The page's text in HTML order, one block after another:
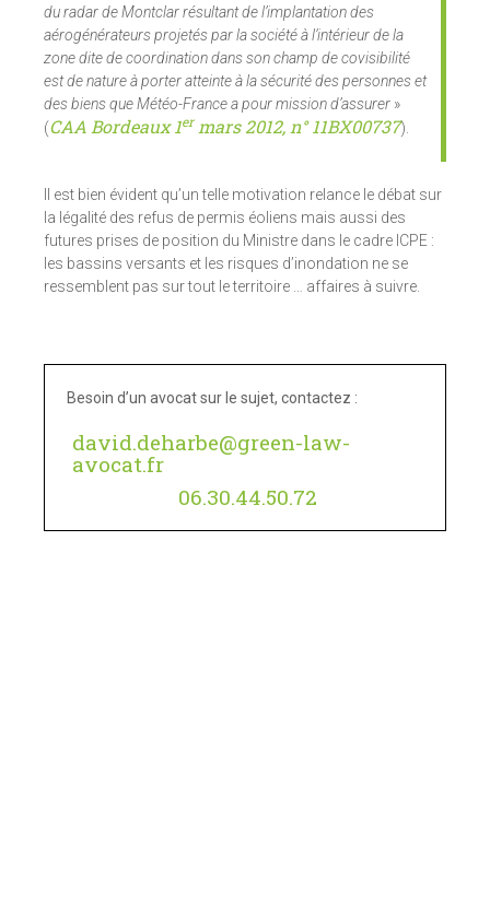
du radar de Montclar résultant de l’implantation des
aérogénérateurs projetés par la société à l’intérieur de la
zone dite de coordination dans son champ de covisibilité
est de nature à porter atteinte à la sécurité des personnes et
des biens que Météo-France a pour mission d’assurer »
(CAA Bordeaux 1ermars 2012, n° 11BX00737).
Il est bien évident qu’un telle motivation relance le débat sur
la légalité des refus de permis éoliens mais aussi des
futures prises de position du Ministre dans le cadre ICPE :
les bassins versants et les risques d’inondation ne se
ressemblent pas sur tout le territoire … affaires à suivre.
Besoin d’un avocat sur le sujet, contactez :
david.deharbe@green-law-
avocat.fr
06.30.44.50.72